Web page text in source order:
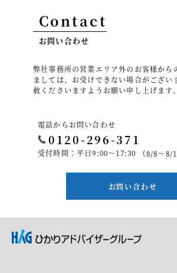
Contact
お問い合わせ
弊社事務所の営業エリア外のお客様から
ましては、お受けできない場合がござい
赦くださいますようお願い申し上げます。
電話からお問い合わせ
0120-296-371
受付時間：平日9:00～17:30 （8/8～8/
お問い合わせ